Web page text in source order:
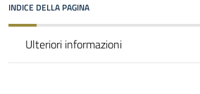
INDICE DELLA PAGINA
Ulteriori informazioni